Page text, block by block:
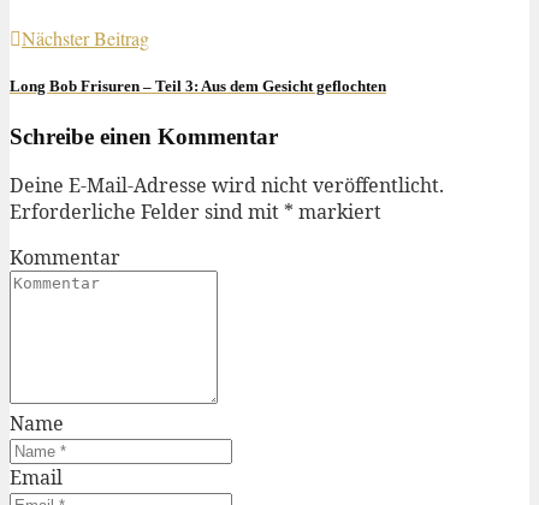
Nächster Beitrag
Long Bob Frisuren – Teil 3: Aus dem Gesicht geflochten
Schreibe einen Kommentar
Deine E-Mail-Adresse wird nicht veröffentlicht.
Erforderliche Felder sind mit * markiert
Kommentar
Name
Email